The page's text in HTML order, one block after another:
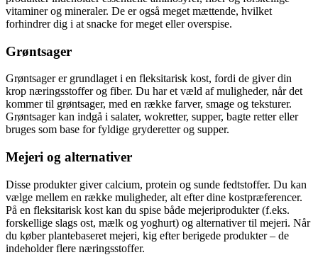
vitaminer og mineraler. De er også meget mættende, hvilket
forhindrer dig i at snacke for meget eller overspise.
Grøntsager
Grøntsager er grundlaget i en fleksitarisk kost, fordi de giver din
krop næringsstoffer og fiber. Du har et væld af muligheder, når det
kommer til grøntsager, med en række farver, smage og teksturer.
Grøntsager kan indgå i salater, wokretter, supper, bagte retter eller
bruges som base for fyldige gryderetter og supper.
Mejeri og alternativer
Disse produkter giver calcium, protein og sunde fedtstoffer. Du kan
vælge mellem en række muligheder, alt efter dine kostpræferencer.
På en fleksitarisk kost kan du spise både mejeriprodukter (f.eks.
forskellige slags ost, mælk og yoghurt) og alternativer til mejeri. Når
du køber plantebaseret mejeri, kig efter berigede produkter – de
indeholder flere næringsstoffer.